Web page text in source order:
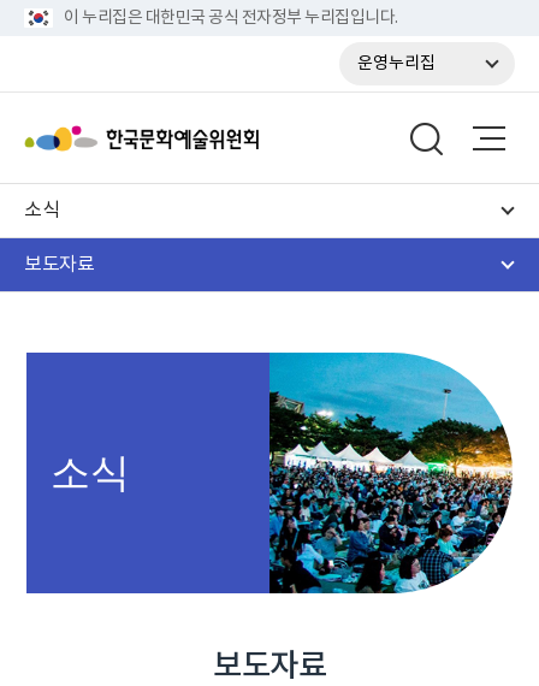
이 누리집은 대한민국 공식 전자정부 누리집입니다.
운영누리집
소식
보도자료
소식
보도자료